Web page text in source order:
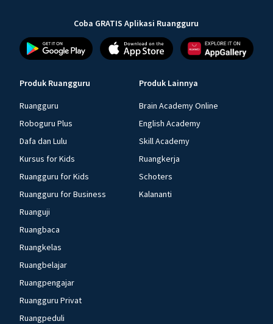
Coba GRATIS Aplikasi Ruangguru
Produk Ruangguru
Ruangguru
Roboguru Plus
Dafa dan Lulu
Kursus for Kids
Ruangguru for Kids
Ruangguru for Business
Ruanguji
Ruangbaca
Ruangkelas
Ruangbelajar
Ruangpengajar
Ruangguru Privat
Ruangpeduli
Produk Lainnya
Brain Academy Online
English Academy
Skill Academy
Ruangkerja
Schoters
Kalananti